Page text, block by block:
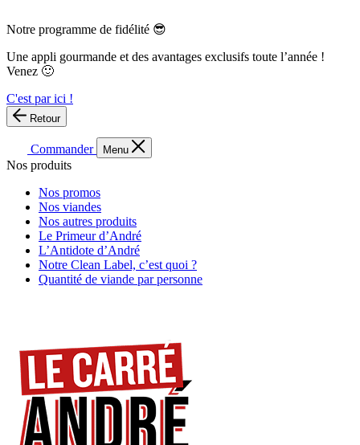
Notre programme de fidélité 😎
Une appli gourmande et des avantages exclusifs toute l’année !
Venez 🙂
C'est par ici !
Retour
Commander Menu
Nos produits
Nos promos
Nos viandes
Nos autres produits
Le Primeur d’André
L’Antidote d’André
Notre Clean Label, c’est quoi ?
Quantité de viande par personne